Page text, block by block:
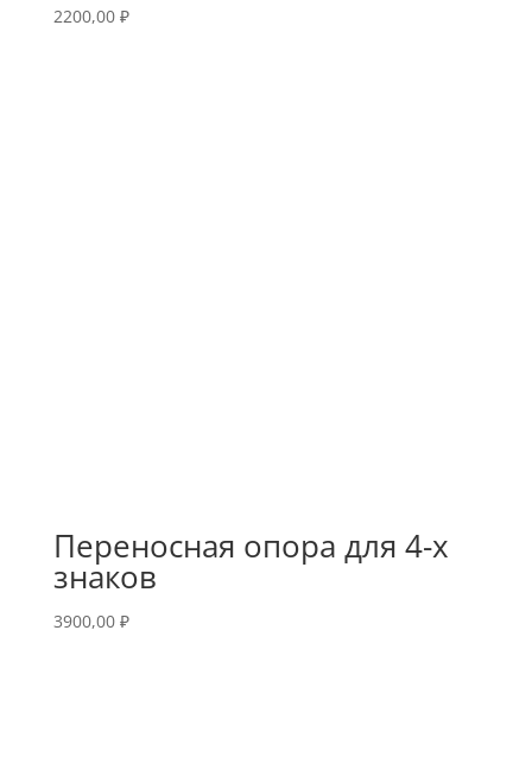
2200,00 ₽
Переносная опора для 4-х
знаков
3900,00 ₽